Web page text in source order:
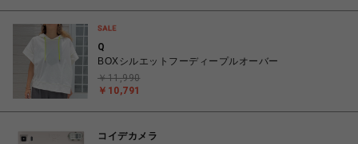
Q
BOXシルエットフーディープルオーバー
￥10,791
￥11,990
コイデカメラ